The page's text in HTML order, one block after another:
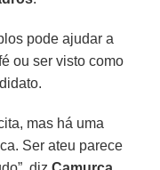
pode ajudar a
ou ser visto como
mas há uma
Ser ateu parece